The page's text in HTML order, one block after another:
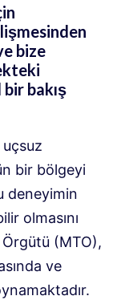
bize
bakış
bir bölgeyi
deneyimin
olmasını
(MTO),
ve